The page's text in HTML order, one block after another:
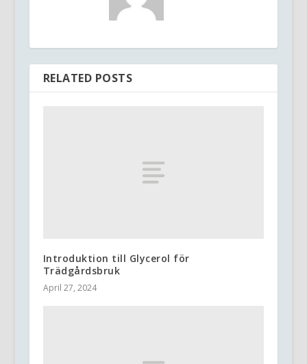
RELATED POSTS
Introduktion till Glycerol för
Trädgårdsbruk
April 27, 2024